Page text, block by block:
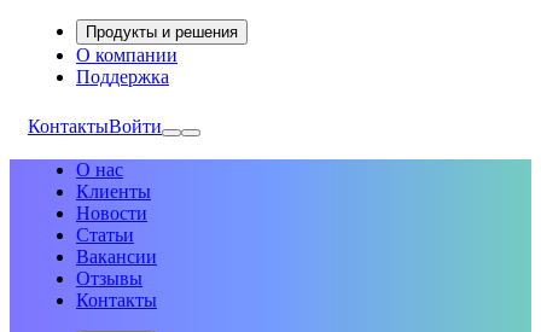
Продукты и решения
О компании
Поддержка
КонтактыВойти
О нас
Клиенты
Новости
Статьи
Вакансии
Отзывы
Контакты